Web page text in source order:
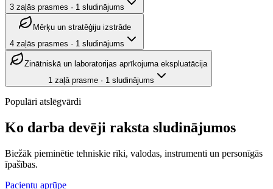
3 zaļās prasmes · 1 sludinājums
Mērķu un stratēģiju izstrāde
4 zaļās prasmes · 1 sludinājums
Zinātniskā un laboratorijas aprīkojuma ekspluatācija
1 zaļā prasme · 1 sludinājums
Populāri atslēgvārdi
Ko darba devēji raksta sludinājumos
Biežāk pieminētie tehniskie rīki, valodas, instrumenti un personīgās
īpašības.
Pacientu aprūpe